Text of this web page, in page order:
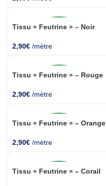
Tissu « Feutrine » – Noir
2,90€ /mètre
Tissu « Feutrine » – Rouge
2,90€ /mètre
Tissu « Feutrine » – Orange
2,90€ /mètre
Tissu « Feutrine » – Corail